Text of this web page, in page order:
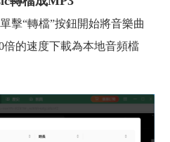
擊“轉檔”按鈕開始將音樂曲
倍的速度下載為本地音頻檔